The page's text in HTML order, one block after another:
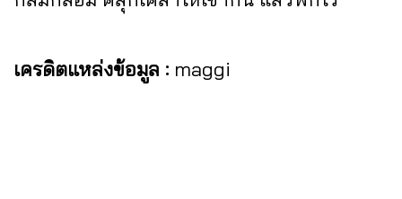
เครดิตแหล่งข้อมูล : maggi